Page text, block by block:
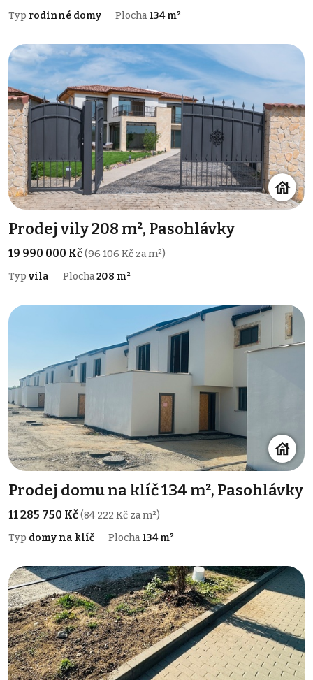
Typ rodinné domy Plocha134 m²
Prodej vily 208 m², Pasohlávky
19 990 000 Kč(96 106 Kč za m²)
Typ vila Plocha208 m²
Prodej domu na klíč 134 m², Pasohlávky
11 285 750 Kč(84 222 Kč za m²)
Typ domy na klíč Plocha134 m²